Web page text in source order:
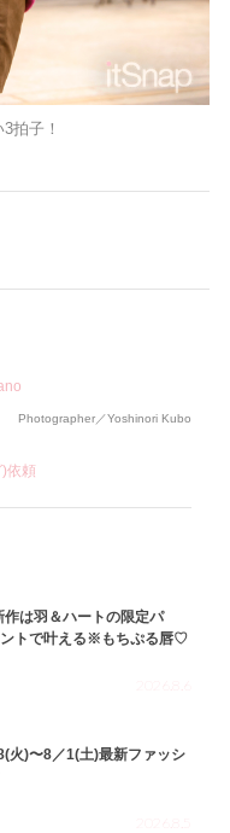
拍子！
Photographer／Yoshinori Kubo
依頼
は羽＆ハートの限定パ
トで叶える※もちぷる唇♡
火)〜8／1(土)最新ファッシ